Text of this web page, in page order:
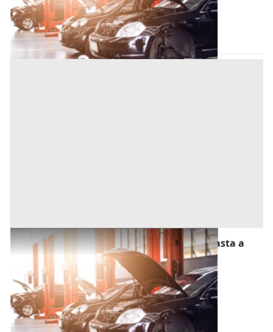
Este (Padova)
Codice asta:b7c4ccd3
28/10/2026
Stalle, Scuderie, Rimesse, Autorimesse all'asta a
Este
Este (Padova)
Offerta minima
8.625 € 11.500 €
Codice asta:e26829ae
28/10/2026